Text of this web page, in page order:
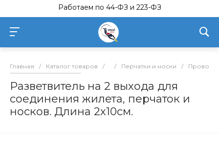
Работаем по 44-ФЗ и 223-ФЗ
Главная / Каталог товаров / / Перчатки и носки /
Разветвитель на 2 выхода для
соединения жилета, перчаток и
носков. Длина 2х10см.